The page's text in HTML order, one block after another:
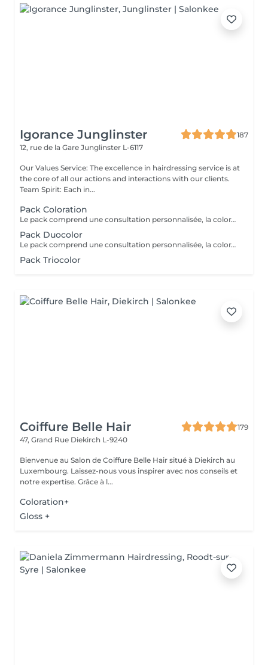
Igorance Junglinster
187
12, rue de la Gare Junglinster L-6117
Our Values Service: The excellence in hairdressing service is at
the core of all our actions and interactions with our clients.
Team Spirit: Each in...
Pack Coloration
Le pack comprend une consultation personnalisée, la coloration des racines avec les produits L’OREAL PROFESSIONNEL , shampooing et conditionneur spécifiques REDKEN , le séchage et les produits de finitions REDKEN. Option Coupe : la coupe IGORANCE ( finition sur cheveux secs), le séchage et les produits de finitions REDKEN. * Tarifs à titre indicatifs à confirmer après la consultation personnalisée établit auprès de votre coiffeur/stylist/spécialiste * La direction se réserve le droit d’apporter des modifications pour le bon fonctionnement du salon
Pack Duocolor
Le pack comprend une consultation personnalisée, la coloration des racines et un coup de soleil avec les produits LOREAL PROFESSIONNEL , shampooing et conditionneur spécifiques REDKEN , le séchage et les produits de styling REDKEN Option Coupe : la coupe IGORANCE ( finition sur cheveux secs), le séchage et les produits de styling REDKEN. * Tarifs à titre indicatifs à confirmer après la consultation personnalisée établit auprès de votre coiffeur/stylist/spécialiste * La direction se réserve le droit d’apporter des modifications pour le bon fonctionnement du salon
Pack Triocolor
Coiffure Belle Hair
179
47, Grand Rue Diekirch L-9240
Bienvenue au Salon de Coiffure Belle Hair situé à Diekirch au
Luxembourg. Laissez-nous vous inspirer avec nos conseils et
notre expertise. Grâce à l...
Coloration+
Gloss +